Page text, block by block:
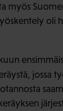
myös
oli
jossa